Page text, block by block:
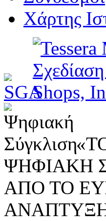
Χάρτης
ΨΗΦΙΑΚΗ
ΑΠΟ ΤΟ